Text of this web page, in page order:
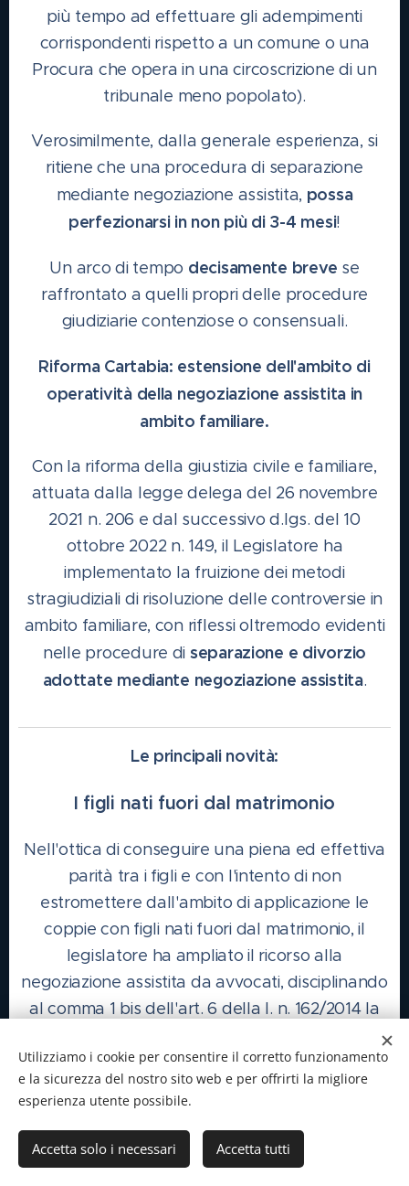
più tempo ad effettuare gli adempimenti
corrispondenti rispetto a un comune o una
Procura che opera in una circoscrizione di un
tribunale meno popolato).
Verosimilmente, dalla generale esperienza, si
ritiene che una procedura di separazione
mediante negoziazione assistita, possa
perfezionarsi in non più di 3-4 mesi!
Un arco di tempo decisamente breve se
raffrontato a quelli propri delle procedure
giudiziarie contenziose o consensuali.
Riforma Cartabia: estensione dell'ambito di
operatività della negoziazione assistita in
ambito familiare.
Con la riforma della giustizia civile e familiare,
attuata dalla legge delega del 26 novembre
2021 n. 206 e dal successivo d.lgs. del 10
ottobre 2022 n. 149, il Legislatore ha
implementato la fruizione dei metodi
stragiudiziali di risoluzione delle controversie in
ambito familiare, con riflessi oltremodo evidenti
nelle procedure di separazione e divorzio
adottate mediante negoziazione assistita.
Le principali novità:
I figli nati fuori dal matrimonio
Nell'ottica di conseguire una piena ed effettiva
parità tra i figli e con l'intento di non
estromettere dall'ambito di applicazione le
coppie con figli nati fuori dal matrimonio, il
legislatore ha ampliato il ricorso alla
negoziazione assistita da avvocati, disciplinando
al comma 1 bis dell'art. 6 della l. n. 162/2014 la
genitori al fine di raggiungere una soluzione
consensuale per la disciplina delle modalità di
nati fuori dal matrimonio, nonché per la
disciplina delle modalità di mantenimento dei
Utilizziamo i cookie per consentire il corretto funzionamento
e la sicurezza del nostro sito web e per offrirti la migliore
esperienza utente possibile.
Accetta solo i necessari Accetta tutti